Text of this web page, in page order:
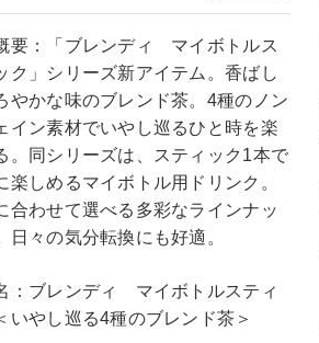
要：「ブレンディ マイボトルス
ク」シリーズ新アイテム。香ばし
やかな味のブレンド茶。4種のノン
イン素材でいやし巡るひと時を楽
。同シリーズは、スティック1本で
楽しめるマイボトル用ドリンク。
合わせて選べる多彩なラインナッ
日々の気分転換にも好適。
：ブレンディ マイボトルスティ
いやし巡る4種のブレンド茶＞